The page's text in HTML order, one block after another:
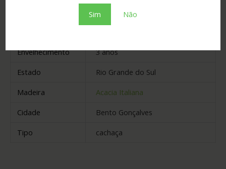
Sim Não
Informação adicional
Envelhecimento
3 anos
Estado
Rio Grande do Sul
Madeira
Acacia Italiana
Cidade
Bento Gonçalves
Tipo
cachaça